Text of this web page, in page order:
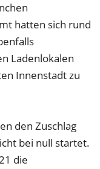
hatten sich rund
Ladenlokalen
Innenstadt zu
den Zuschlag
bei null startet.
die